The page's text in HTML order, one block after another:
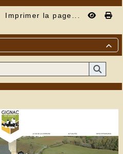
Imprimer la page...
